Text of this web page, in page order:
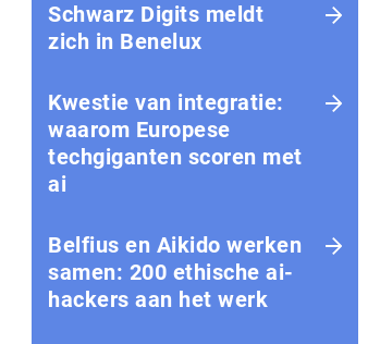
Schwarz Digits meldt
zich in Benelux
Kwestie van integratie:
waarom Europese
techgiganten scoren met
ai
Belfius en Aikido werken
samen: 200 ethische ai-
hackers aan het werk